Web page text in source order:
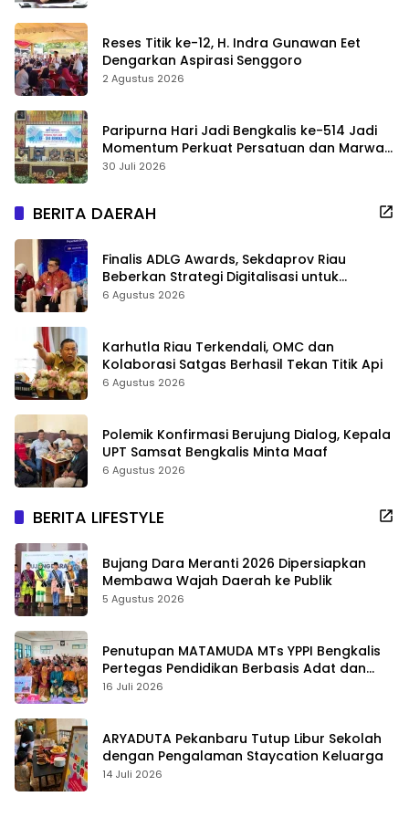
Reses Titik ke-12, H. Indra Gunawan Eet
Dengarkan Aspirasi Senggoro
2 Agustus 2026
Paripurna Hari Jadi Bengkalis ke-514 Jadi
Momentum Perkuat Persatuan dan Marwah
Negeri
30 Juli 2026
BERITA DAERAH
Finalis ADLG Awards, Sekdaprov Riau
Beberkan Strategi Digitalisasi untuk
Tingkatkan Layanan Publik
6 Agustus 2026
Karhutla Riau Terkendali, OMC dan
Kolaborasi Satgas Berhasil Tekan Titik Api
6 Agustus 2026
Polemik Konfirmasi Berujung Dialog, Kepala
UPT Samsat Bengkalis Minta Maaf
6 Agustus 2026
BERITA LIFESTYLE
Bujang Dara Meranti 2026 Dipersiapkan
Membawa Wajah Daerah ke Publik
5 Agustus 2026
Penutupan MATAMUDA MTs YPPI Bengkalis
Pertegas Pendidikan Berbasis Adat dan
Karakter
16 Juli 2026
ARYADUTA Pekanbaru Tutup Libur Sekolah
dengan Pengalaman Staycation Keluarga
14 Juli 2026